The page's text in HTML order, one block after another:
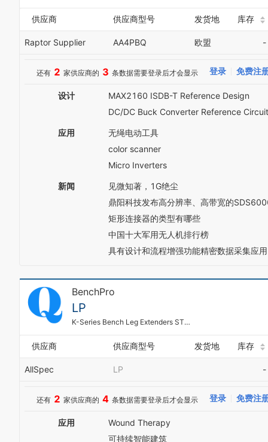
供应商 供应商型号 发货地 库存
Raptor Supplier AA4PBQ 欧盟 -
还有 2 家供应商的 3 条数据需要登录后才会显示 登录 免费注
设计
MAX2160 ISDB-T Reference Design
DC/DC Buck Converter Reference
应用
无绳电动工具
color scanner
Micro Inverters
新闻
见微知著，1G绝尘
鼎阳科技发布高分辨率、高带宽的
矩形连接器的类型有哪些
中国十大军用无人机排行榜
具有设计和流程增强功能精密数据采集应用
BenchPro
LP
K-Series Bench Leg Extenders STD Painted
供应商 供应商型号 发货地 库存
AllSpec LP -
还有 2 家供应商的 4 条数据需要登录后才会显示 登录 免费注
应用
Wound Therapy
可持续智能建筑